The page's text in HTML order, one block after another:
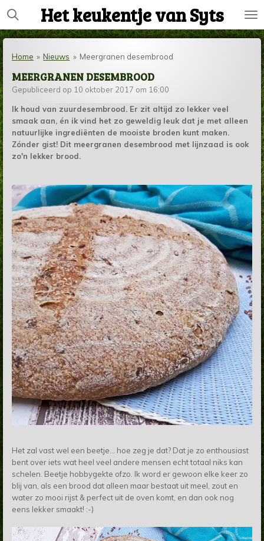
Ga
direct
naar
hoofdinhoud
Het keukentje van Syts
Home » Nieuws » Meergranen desembrood
MEERGRANEN DESEMBROOD
Gepubliceerd op 10 oktober 2017 om 16:00
Ik houd van zuurdesembrood. Er zit altijd zo lekker veel
smaak aan, én ik vind het zo geweldig leuk dat je met alleen
natuurlijke ingrediënten de mooiste broden kunt maken.
Zónder gist! Dit meergranen desembrood met lijnzaad is ook
zo'n lekker brood.
Het zal vast wel een beetje... hoe zeg je dat? Dat je zo enthousiast
bent over iets wat heel veel andere mensen echt totaal niks kan
schelen. Beetje hobbygekte ofzo. Ik word er gewoon elke keer zo
blij van, als een brood dat alleen maar bestaat uit meel, zout en
water zo mooi rijst & perfect uit de oven komt, en dan ook nog
eens lekker smaakt! :-)